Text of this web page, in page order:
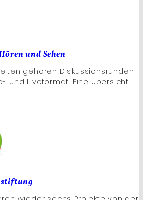
und Sehen
gehören Diskussionsrunden
und Liveformat. Eine Übersicht.